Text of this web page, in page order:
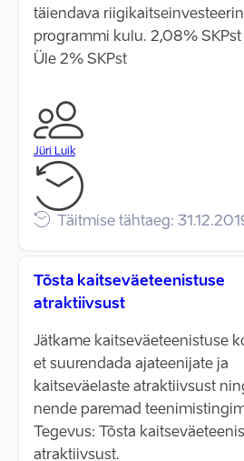
täiendava
programmi kulu. 2,08% SKPst
Üle 2% SKPst
Jüri Luik
Täitmise tähtaeg:
Tõsta kaitseväeteenistuse
atraktiivsust
Jätkame kaitseväeteenistuse
et suurendada ajateenijate ja
kaitseväelaste atraktiivsust
nende paremad
Tegevus: Tõsta
atraktiivsust.